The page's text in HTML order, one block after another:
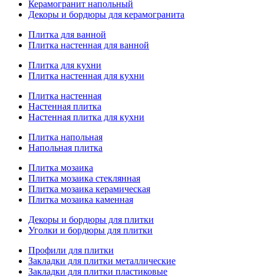
Керамогранит напольный
Декоры и бордюры для керамогранита
Плитка для ванной
Плитка настенная для ванной
Плитка для кухни
Плитка настенная для кухни
Плитка настенная
Настенная плитка
Настенная плитка для кухни
Плитка напольная
Напольная плитка
Плитка мозаика
Плитка мозаика стеклянная
Плитка мозаика керамическая
Плитка мозаика каменная
Декоры и бордюры для плитки
Уголки и бордюры для плитки
Профили для плитки
Закладки для плитки металлические
Закладки для плитки пластиковые